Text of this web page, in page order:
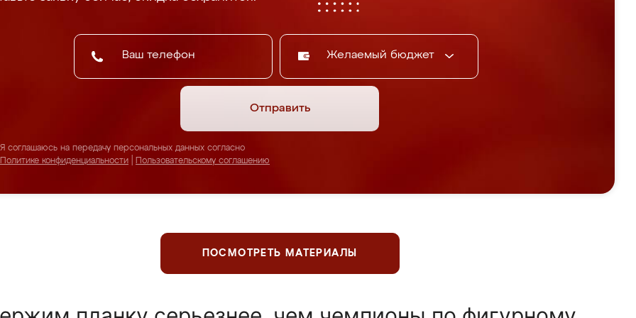
Желаемый бюджет
Отправить
Я соглашаюсь на передачу персональных данных согласно
Политике конфиденциальности
Пользовательскому соглашению
ПОСМОТРЕТЬ МАТЕРИАЛЫ